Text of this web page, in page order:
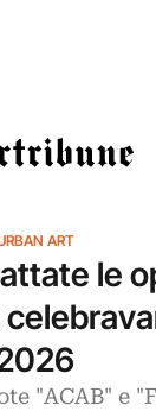
ART
le
"ACAB" e